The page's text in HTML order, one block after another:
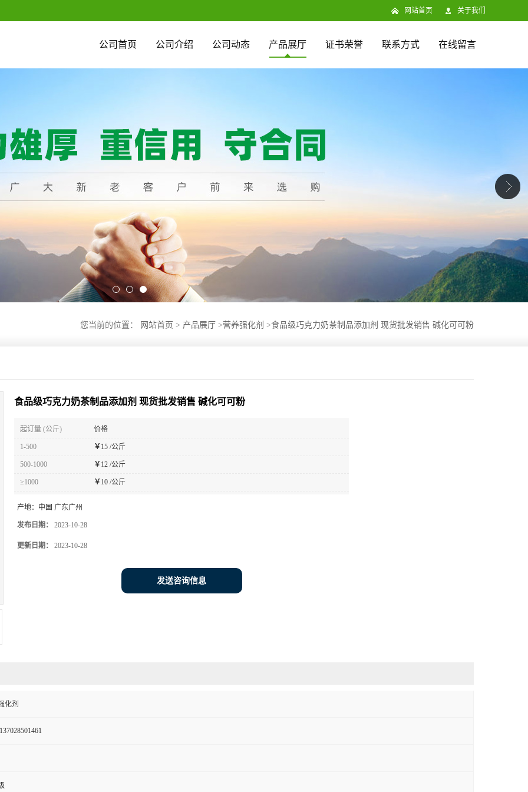
网站首页 关于我们
公司首页 公司介绍 公司动态 产品展厅 证书荣誉 联系方式 在线留言
您当前的位置： 网站首页 > 产品展厅 >营养强化剂 >食品级巧克力奶茶制品添加剂 现货批发销售 碱化可可粉
食品级巧克力奶茶制品添加剂 现货批发销售 碱化可可粉
起订量 (公斤) 价格
1-500 ￥ 15 /公斤
500-1000 ￥ 12 /公斤
≥1000 ￥ 10 /公斤
产地： 中国 广东广州
发布日期： 2023-10-28
更新日期： 2023-10-28
发送咨询信息
化剂